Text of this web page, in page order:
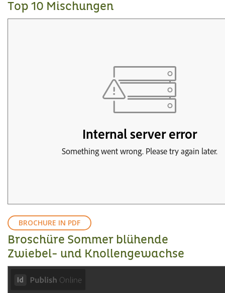
Top 10 Mischungen
BROCHURE IN PDF
Broschüre Sommer blühende
Zwiebel- und Knollengewachse